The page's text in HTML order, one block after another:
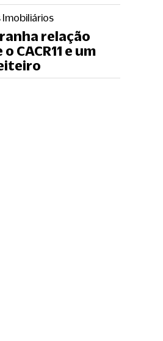
Imobiliários
relação
CACR11 e um